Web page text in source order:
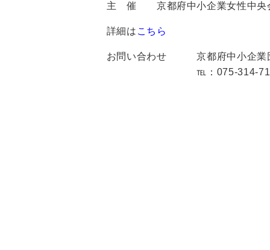
主 催 京都府中小企業女性中央会
詳細は こちら
お問い合わせ 京都府中小企業
℡：075-314-7131 fax